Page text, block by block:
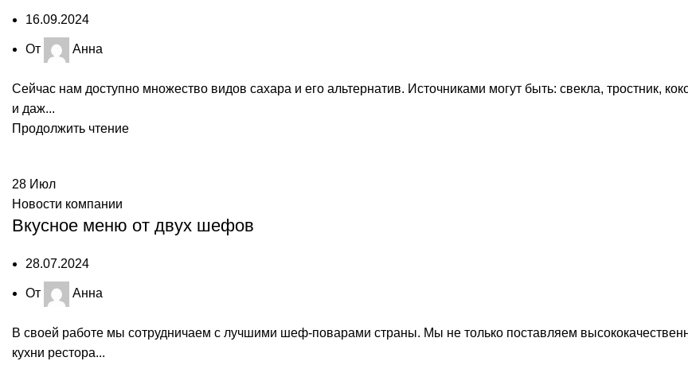
16.09.2024
От Анна
Сейчас нам доступно множество видов сахара и его альтернатив. Источниками могут быть: свекла, тростник,
и даж...
Продолжить чтение
28 Июл
Новости компании
Вкусное меню от двух шефов
28.07.2024
От Анна
В своей работе мы сотрудничаем с лучшими шеф-поварами страны. Мы не только поставляем
кухни рестора...